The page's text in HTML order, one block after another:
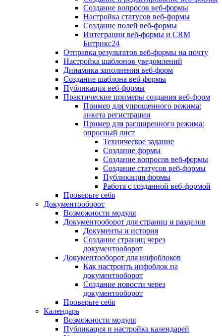
Создание вопросов веб-формы
Настройка статусов веб-формы
Создание полей веб-формы
Интеграции веб-формы и CRM
Битрикс24
Отправка результатов веб-формы на почту
Настройка шаблонов уведомлений
Динамика заполнения веб-форм
Создание шаблона веб-формы
Публикация веб-формы
Практические примеры создания веб-форм
Пример для упрощенного режима:
анкета регистрации
Пример для расширенного режима:
опросный лист
Техническое задание
Создание формы
Создание вопросов веб-формы
Создание статусов веб-формы
Публикация формы
Работа с созданной веб-формой
Проверьте себя
Документооборот
Возможности модуля
Документооборот для страниц и разделов
Документы и история
Создание страниц через
документооборот
Документооборот для инфоблоков
Как настроить инфоблок на
документооборот
Создание новости через
документооборот
Проверьте себя
Календарь
Возможности модуля
Публикация и настройка календарей